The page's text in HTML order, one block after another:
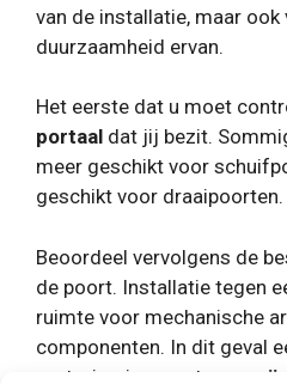
van de installatie, maar
duurzaamheid ervan.
Het eerste dat u moet
portaal dat jij bezit.
meer geschikt voor
geschikt voor draaipoorten.
Beoordeel vervolgens de
de poort. Installatie tegen
ruimte voor mechanische
componenten. In dit geval
motoriseringssysteem